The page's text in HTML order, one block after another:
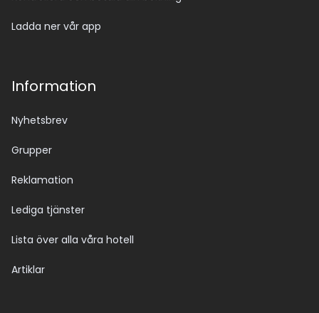
Ladda ner vår app
Information
Nyhetsbrev
Grupper
Reklamation
Lediga tjänster
Lista över alla våra hotell
Artiklar